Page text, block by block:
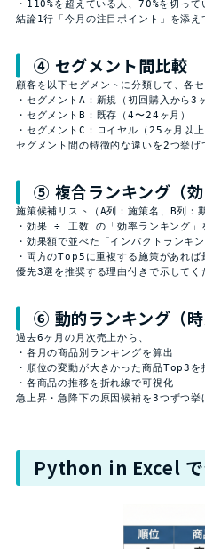
・110%を超えている人、70%を切って
結論1行「今月の注目ポイント」を添え
④ セグメント間比較
顧客を以下セグメントに分類して、各
・セグメントA：新規（初回購入から3
・セグメントB：既存（4〜24ヶ月）
・セグメントC：ロイヤル（25ヶ月以上
セグメント間の特徴的な違いを2つ挙げ
⑤ 複合ランキング（
施策候補リスト（A列：施策名、B列：
・効果 ÷ 工数 の「効率ランキング」
・効果額で並べた「インパクトランキ
・両方のTop5に重複する施策があれば
優先3選を推奨する理由付きで示してく
⑥ 動的ランキング（時
過去6ヶ月の月次売上から、
・各月の商品別ランキングを算出
・順位の変動が大きかった商品Top3を
・各商品の推移を折れ線で可視化
急上昇・急降下の原因候補を3つずつ挙
Python in Excel で